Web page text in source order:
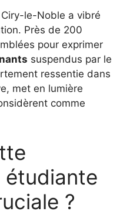
le-Noble a vibré
Près de 200
pour exprimer
suspendus par le
ressentie dans
met en lumière
comme
étudiante
?